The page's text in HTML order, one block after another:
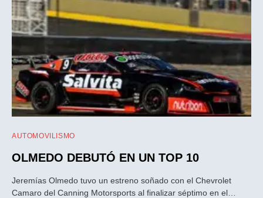
AUTOMOVILISMO
OLMEDO DEBUTÓ EN UN TOP 10
Jeremías Olmedo tuvo un estreno soñado con el Chevrolet
Camaro del Canning Motorsports al finalizar séptimo en el…